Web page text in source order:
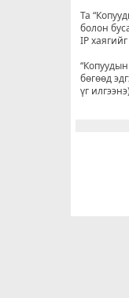
Та
болон
IP
бөгөөд
үг